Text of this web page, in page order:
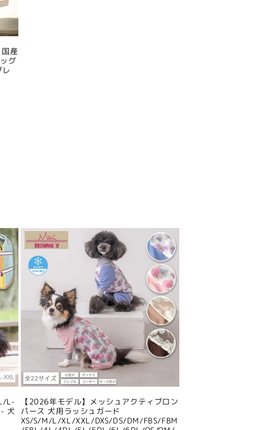
産
グ
L-
犬
【2026年モデル】メッシュアクティブロン
パース 犬用ラッシュガード
XS/S/M/L/XL/XXL/DXS/DS/DM/FBS/FBM